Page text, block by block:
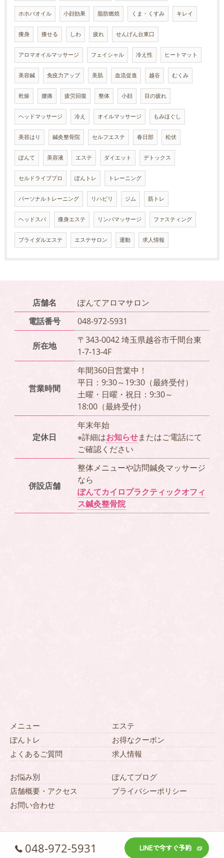
ホホバオイル 小顔効果 脂肪燃焼 くま・くすみ キレイ
痩身 痩せる しわ 疲れ せんげん台東口
アロマオイルマッサージ フェイシャル 冷え性 ヒートマット
美容鍼 免疫力アップ 美肌 血流促進 越谷 むくみ
乾燥 腰痛 疲労回復 整体 小顔 目の疲れ
ヘッドマッサージ 冷え オイルマッサージ もみほぐし
美容はり 鍼灸整骨院 セルフエステ 春日部 松伏
ぽんて 美容液 エステ ダイエット デトックス
セルドライブプロ ぽんトレ トレーニング
パーソナルトレーニング リハビリ ジム 筋トレ
ヘッドスパ 痩身エステ リンパマッサージ ファスティング
ブライダルエステ エステサロン 運動 求人情報
店舗名
ぽんてアロマサロン
電話番号
048-972-5931
所在地
〒343-0042 埼玉県越谷市千間台東
1-7-13-4F
営業時間
年間360日営業中！
平日：9:30～19:30（最終受付）
土曜・日曜・祝日：9:30～
18:00（最終受付）
定休日
年末年始
※詳細はお知らせまたはご電話にて
ご確認ください
併設店舗
整体メニューや訪問鍼灸マッサージ
なら
ぽんてカイロプラクティックオフィ
ス鍼灸整骨院
メニュー
エステ
ぽんトレ
お得なクーポン
よくあるご質問
求人情報
お悩み別
ぽんてブログ
店舗概要・アクセス
プライバシーポリシー
お問い合わせ
048-972-5931 LINEで今すぐ予約